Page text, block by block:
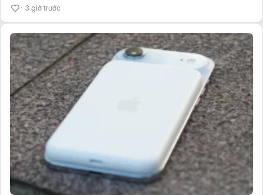
3 giờ trước